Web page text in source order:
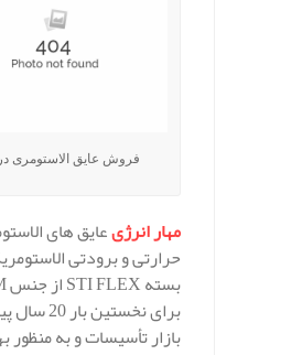
فروش عایق الاستومری
مهار انرژیعایق های
حرارتی و برودتی
برای نخستین
بازار تأسیسات و به منظور